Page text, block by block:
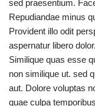
sed praesentium.
Repudiandae minus
Provident illo odit
aspernatur libero
Similique quas esse
non similique ut. sed
aut. Dolore voluptas
quae culpa